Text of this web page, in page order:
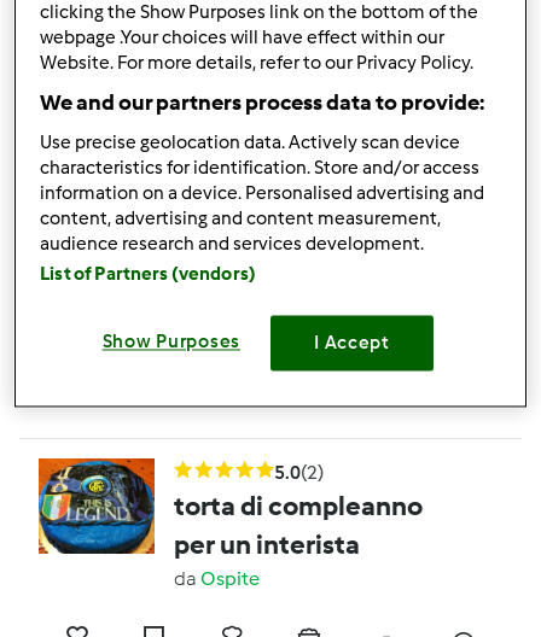
IRIS (X COMPLEANNO)
daOspite
0 0 medio 20 2h 0min
BIGNE' DI
COMPLEANNO
5.0(2)
torta di compleanno
per un interista
da Ospite
clicking the Show Purposes link on the bottom of the
webpage .Your choices will have effect within our
Website. For more details, refer to our Privacy Policy.
We and our partners process data to provide:
Use precise geolocation data. Actively scan device
characteristics for identification. Store and/or access
information on a device. Personalised advertising and
content, advertising and content measurement,
audience research and services development.
List of Partners (vendors)
Show Purposes I Accept